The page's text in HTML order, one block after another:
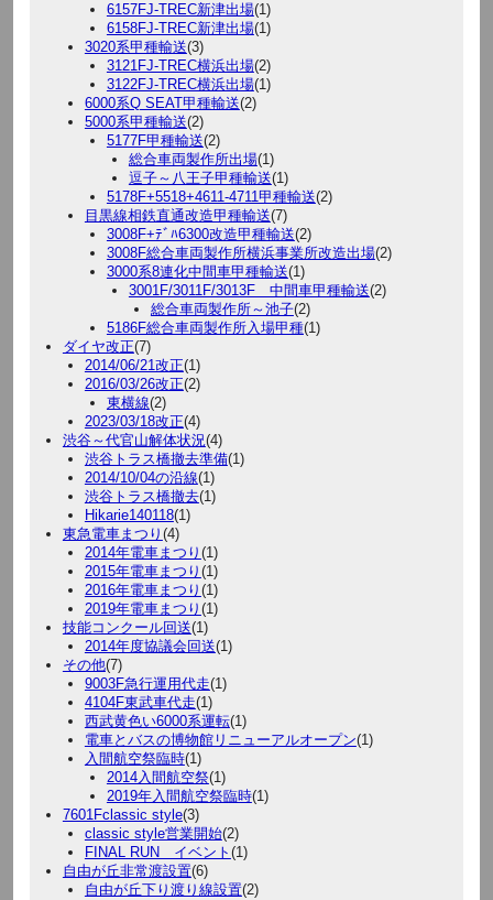
6157FJ-TREC新津出場(1)
6158FJ-TREC新津出場(1)
3020系甲種輸送(3)
3121FJ-TREC横浜出場(2)
3122FJ-TREC横浜出場(1)
6000系Q SEAT甲種輸送(2)
5000系甲種輸送(2)
5177F甲種輸送(2)
総合車両製作所出場(1)
逗子～八王子甲種輸送(1)
5178F+5518+4611-4711甲種輸送(2)
目黒線相鉄直通改造甲種輸送(7)
3008F+ﾃﾞﾊ6300改造甲種輸送(2)
3008F総合車両製作所横浜事業所改造出場(2)
3000系8連化中間車甲種輸送(1)
3001F/3011F/3013F 中間車甲種輸送(2)
総合車両製作所～池子(2)
5186F総合車両製作所入場甲種(1)
ダイヤ改正(7)
2014/06/21改正(1)
2016/03/26改正(2)
東横線(2)
2023/03/18改正(4)
渋谷～代官山解体状況(4)
渋谷トラス橋撤去準備(1)
2014/10/04の沿線(1)
渋谷トラス橋撤去(1)
Hikarie140118(1)
東急電車まつり (4)
2014年電車まつり (1)
2015年電車まつり (1)
2016年電車まつり (1)
2019年電車まつり (1)
技能コンクール回送(1)
2014年度協議会回送(1)
その他(7)
9003F急行運用代走(1)
4104F東武車代走(1)
西武黄色い6000系運転(1)
電車とバスの博物館リニューアルオープン(1)
入間航空祭臨時(1)
2014入間航空祭(1)
2019年入間航空祭臨時(1)
7601Fclassic style(3)
classic style営業開始(2)
FINAL RUN イベント (1)
自由が丘非常渡設置(6)
自由が丘下り渡り線設置(2)